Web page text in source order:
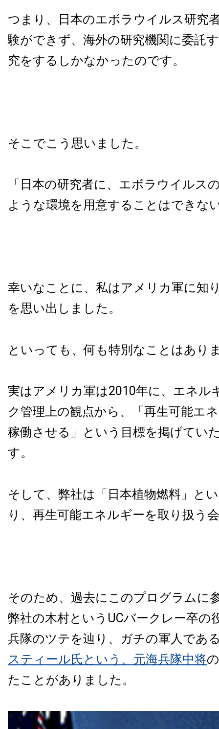
つまり、日本のエボラウイルス研究
験ができず、海外の研究機関に委託
究をするしかなかったのです。
そこでこう思いました。
「日本の研究者に、エボラウイルス
ような環境を用意することはできな
幸いなことに、私はアメリカ軍に知
を思い出しました。
といっても、何も特別なことはあり
実はアメリカ軍は2010年に、エネル
ク管理上の観点から、「再生可能エ
稼働させる」という目標を掲げてい
す。
そして、弊社は「日本植物燃料」と
り、再生可能エネルギーを取り扱う
そのため、過去にこのプログラムに
弊社の木村というUCバークレー卒の
兵隊のツテを辿り、ガチの軍人であ
スティール氏という、元海兵隊中将
たことがありました。